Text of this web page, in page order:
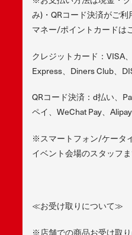
み)・QRコード決済がご
マネー/ポイントカードは
クレジットカード：VISA
Express、Diners Club、
QRコード決済：d払い、
ペイ、WeChat Pay、
※スマートフォン/ケータ
イベント会場のスタッフ
≪お受け取りについて≫
※店舗での商品お受け取